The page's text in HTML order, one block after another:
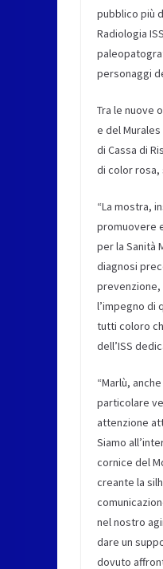
pubblico più
Radiologia
personaggi
Tra le nuove
e del
di Cassa di
di color rosa,
“La mostra,
promuovere
per la Sanità
diagnosi
l’impegno di
tutti coloro
dell’ISS
“Marlù,
particolare
attenzione
Siamo
cornice del
creante la
nel nostro
dare un
dovuto